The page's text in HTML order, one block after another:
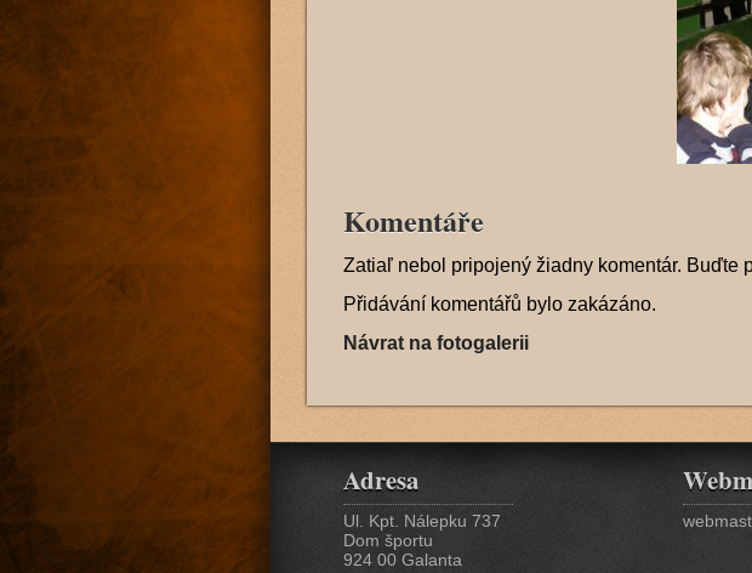
Komentáře
Zatiaľ nebol pripojený žiadny komentár. Buďte
Přidávání komentářů bylo zakázáno.
Návrat na fotogalerii
Adresa
Ul. Kpt. Nálepku 737
Dom športu
924 00 Galanta